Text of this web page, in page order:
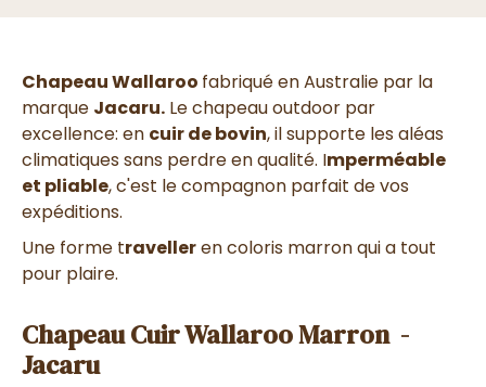
Chapeau Wallaroo fabriqué en Australie par la
marque Jacaru. Le chapeau outdoor par
excellence: en cuir de bovin, il supporte les aléas
climatiques sans perdre en qualité. Imperméable
et pliable, c'est le compagnon parfait de vos
expéditions.
Une forme travelleren coloris marron qui a tout
pour plaire.
Chapeau Cuir Wallaroo Marron -
Jacaru